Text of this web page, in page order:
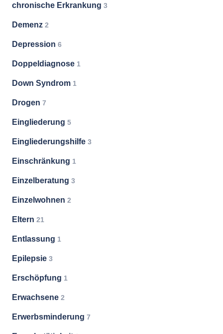
chronische Erkrankung 3
Demenz 2
Depression 6
Doppeldiagnose 1
Down Syndrom 1
Drogen 7
Eingliederung 5
Eingliederungshilfe 3
Einschränkung 1
Einzelberatung 3
Einzelwohnen 2
Eltern 21
Entlassung 1
Epilepsie 3
Erschöpfung 1
Erwachsene 2
Erwerbsminderung 7